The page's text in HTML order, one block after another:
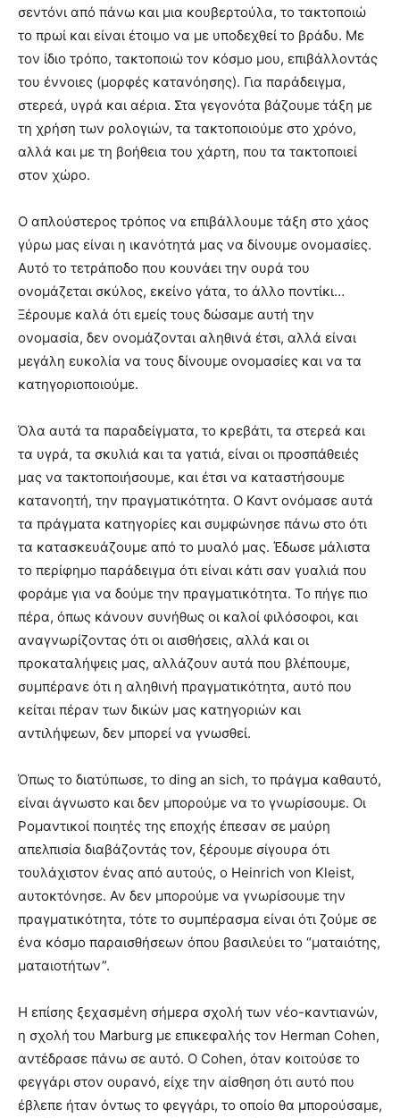
σεντόνι από πάνω και μια κουβερτούλα, το τακτοποιώ
το πρωί και είναι έτοιμο να με υποδεχθεί το βράδυ. Με
τον ίδιο τρόπο, τακτοποιώ τον κόσμο μου, επιβάλλοντάς
του έννοιες (μορφές κατανόησης). Για παράδειγμα,
στερεά, υγρά και αέρια. Στα γεγονότα βάζουμε τάξη με
τη χρήση των ρολογιών, τα τακτοποιούμε στο χρόνο,
αλλά και με τη βοήθεια του χάρτη, που τα τακτοποιεί
στον χώρο.
Ο απλούστερος τρόπος να επιβάλλουμε τάξη στο χάος
γύρω μας είναι η ικανότητά μας να δίνουμε ονομασίες.
Αυτό το τετράποδο που κουνάει την ουρά του
ονομάζεται σκύλος, εκείνο γάτα, το άλλο ποντίκι…
Ξέρουμε καλά ότι εμείς τους δώσαμε αυτή την
ονομασία, δεν ονομάζονται αληθινά έτσι, αλλά είναι
μεγάλη ευκολία να τους δίνουμε ονομασίες και να τα
κατηγοριοποιούμε.
Όλα αυτά τα παραδείγματα, το κρεβάτι, τα στερεά και
τα υγρά, τα σκυλιά και τα γατιά, είναι οι προσπάθειές
μας να τακτοποιήσουμε, και έτσι να καταστήσουμε
κατανοητή, την πραγματικότητα. Ο Καντ ονόμασε αυτά
τα πράγματα κατηγορίες και συμφώνησε πάνω στο ότι
τα κατασκευάζουμε από το μυαλό μας. Έδωσε μάλιστα
το περίφημο παράδειγμα ότι είναι κάτι σαν γυαλιά που
φοράμε για να δούμε την πραγματικότητα. Το πήγε πιο
πέρα, όπως κάνουν συνήθως οι καλοί φιλόσοφοι, και
αναγνωρίζοντας ότι οι αισθήσεις, αλλά και οι
προκαταλήψεις μας, αλλάζουν αυτά που βλέπουμε,
συμπέρανε ότι η αληθινή πραγματικότητα, αυτό που
κείται πέραν των δικών μας κατηγοριών και
αντιλήψεων, δεν μπορεί να γνωσθεί.
Όπως το διατύπωσε, το ding an sich, το πράγμα καθαυτό,
είναι άγνωστο και δεν μπορούμε να το γνωρίσουμε. Οι
Ρομαντικοί ποιητές της εποχής έπεσαν σε μαύρη
απελπισία διαβάζοντάς τον, ξέρουμε σίγουρα ότι
τουλάχιστον ένας από αυτούς, ο Heinrich von Kleist,
αυτοκτόνησε. Αν δεν μπορούμε να γνωρίσουμε την
πραγματικότητα, τότε το συμπέρασμα είναι ότι ζούμε σε
ένα κόσμο παραισθήσεων όπου βασιλεύει το “ματαιότης,
ματαιοτήτων”.
H επίσης ξεχασμένη σήμερα σχολή των νέο-καντιανών,
η σχολή του Marburg με επικεφαλής τον Herman Cohen,
αντέδρασε πάνω σε αυτό. Ο Cohen, όταν κοιτούσε το
φεγγάρι στον ουρανό, είχε την αίσθηση ότι αυτό που
έβλεπε ήταν όντως το φεγγάρι, το οποίο θα μπορούσαμε,